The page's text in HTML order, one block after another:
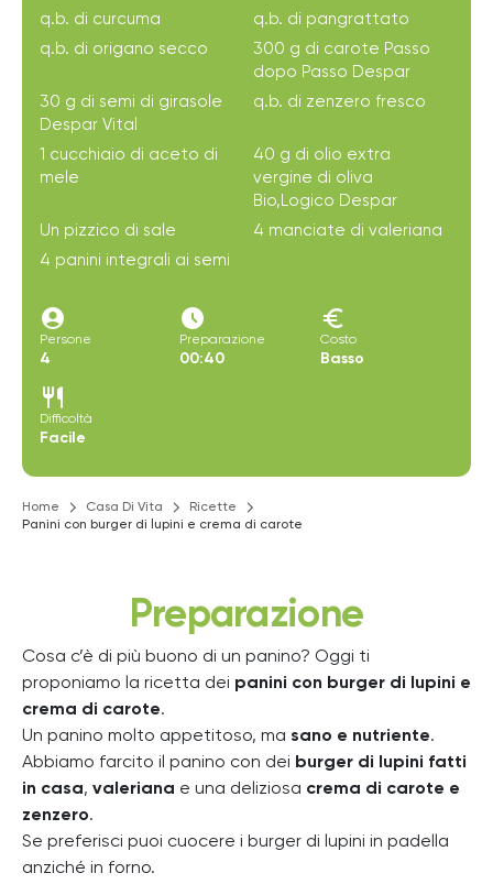
q.b. di curcuma
q.b. di pangrattato
q.b. di origano secco
300 g di carote Passo
dopo Passo Despar
30 g di semi di girasole
Despar Vital
q.b. di zenzero fresco
1 cucchiaio di aceto di
mele
40 g di olio extra
vergine di oliva
Bio,Logico Despar
Un pizzico di sale
4 manciate di valeriana
4 panini integrali ai semi
account_circle
Persone
4
access_time_filled
Preparazione
00:40
euro
Costo
Basso
restaurant
Difficoltà
Facile
Home Casa Di Vita
Ricette
Panini con burger di lupini e crema di carote
Preparazione
Cosa c’è di più buono di un panino? Oggi ti
proponiamo la ricetta dei panini con burger di lupini e
crema di carote.
Un panino molto appetitoso, ma sano e nutriente.
Abbiamo farcito il panino con dei burger di lupini fatti
in casa, valeriana e una deliziosa crema di carote e
zenzero.
Se preferisci puoi cuocere i burger di lupini in padella
anziché in forno.